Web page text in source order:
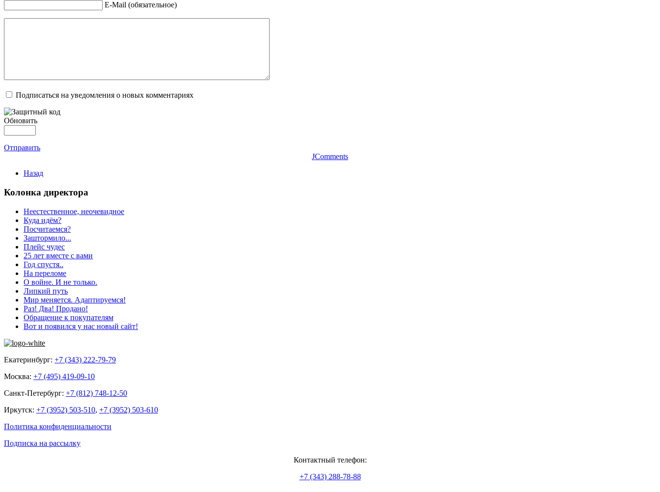
E-Mail (обязательное)
Подписаться на уведомления о новых комментариях
Обновить
Отправить
JComments
Назад
Колонка директора
Неестественное, неочевидное
Куда идём?
Посчитаемся?
Заштормило...
Плейс чудес
25 лет вместе с вами
Год спустя..
На переломе
О войне. И не только.
Липкий путь
Мир меняется. Адаптируемся!
Раз! Два! Продано!
Обращение к покупателям
Вот и появился у нас новый сайт!
Екатеринбург: +7 (343) 222-79-79
Москва: +7 (495) 419-09-10
Санкт-Петербург: +7 (812) 748-12-50
Иркутск: +7 (3952) 503-510, +7 (3952) 503-610
Политика конфиденциальности
Подписка на рассылку
Контактный телефон:
+7 (343) 288-78-88